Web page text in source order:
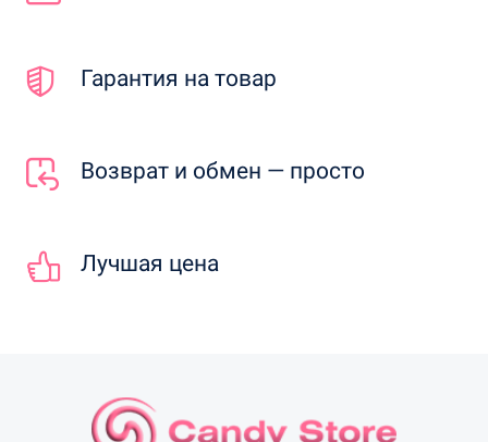
Гарантия на товар
Возврат и обмен — просто
Лучшая цена